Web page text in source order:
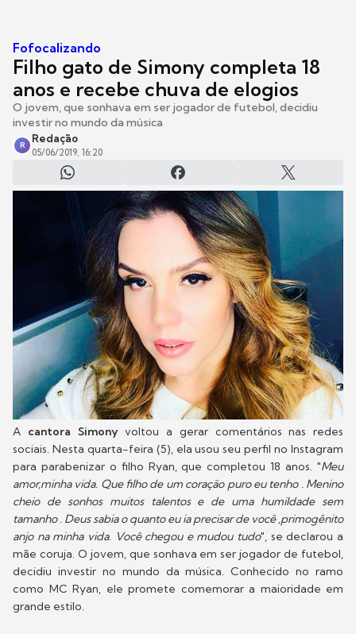
Fofocalizando
Filho gato de Simony completa 18
anos e recebe chuva de elogios
O jovem, que sonhava em ser jogador de futebol, decidiu
investir no mundo da música
R
Redação
05/06/2019, 16:20
A cantora Simonyvoltou a gerar comentários nas redes
sociais. Nesta quarta-feira (5), ela usou seu perfil no Instagram
para parabenizar o filho Ryan, que completou 18 anos. "Meu
amor,minha vida. Que filho de um coração puro eu tenho . Menino
cheio de sonhos muitos talentos e de uma humildade sem
tamanho . Deus sabia o quanto eu ia precisar de você ,primogênito
anjo na minha vida. Você chegou e mudou tudo", se declarou a
mãe coruja. O jovem, que sonhava em ser jogador de futebol,
decidiu investir no mundo da música. Conhecido no ramo
como MC Ryan, ele promete comemorar a maioridade em
grande estilo.